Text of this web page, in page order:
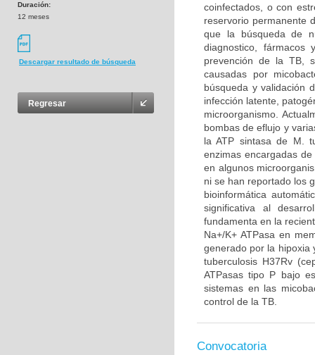
Duración:
12 meses
Descargar resultado de búsqueda
Regresar
coinfectados, o con
reservorio permanente
que la búsqueda de
diagnostico,
prevención de la TB,
causadas por
búsqueda y validación
infección latente,
microorganismo.
bombas de eflujo y
la ATP sintasa de M.
enzimas encargadas
en algunos
ni se han reportado los
bioinformática
significativa al
fundamenta en la
Na+/K+ ATPasa en
generado por la hipoxia
tuberculosis H37Rv
ATPasas tipo P bajo
sistemas en las
control de la TB.
Convocatoria